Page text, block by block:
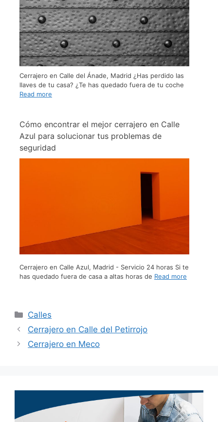
Cerrajero en Calle del Ánade, Madrid ¿Has perdido las
llaves de tu casa? ¿Te has quedado fuera de tu coche
Read more
Cómo encontrar el mejor cerrajero en Calle
Azul para solucionar tus problemas de
seguridad
Cerrajero en Calle Azul, Madrid - Servicio 24 horas Si te
has quedado fuera de casa a altas horas de Read more
Calles
Cerrajero en Calle del Petirrojo
Cerrajero en Meco